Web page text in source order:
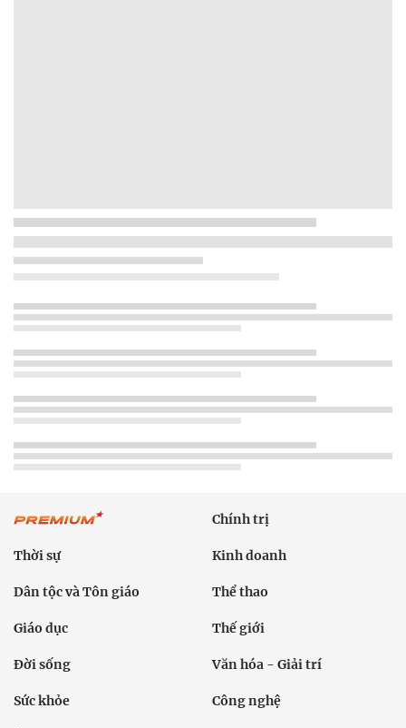
Chính trị
Thời sự Kinh doanh
Dân tộc và Tôn giáo Thể thao
Giáo dục Thế giới
Đời sống Văn hóa - Giải trí
Sức khỏe Công nghệ